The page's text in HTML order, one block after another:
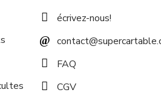
écrivez-nous!
FAQ
CGV